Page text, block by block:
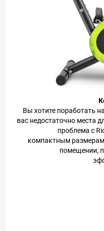
Вы хотите поработать
вас недостаточно места
проблема с
компактным
помещении,